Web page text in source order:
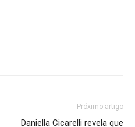
Próximo artigo
Daniella Cicarelli revela que